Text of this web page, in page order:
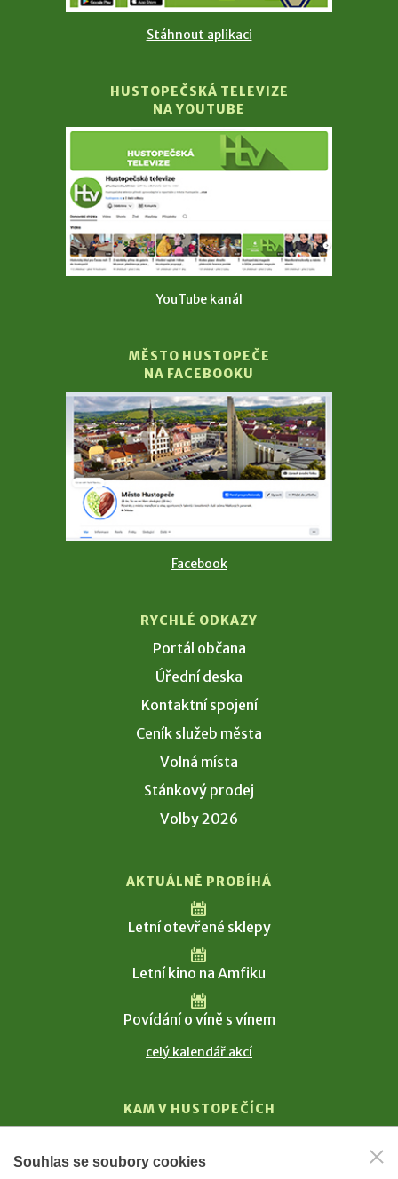
Stáhnout aplikaci
HUSTOPEČSKÁ TELEVIZE
NA YOUTUBE
YouTube kanál
MĚSTO HUSTOPEČE
NA FACEBOOKU
Facebook
RYCHLÉ ODKAZY
Portál občana
Úřední deska
Kontaktní spojení
Ceník služeb města
Volná místa
Stánkový prodej
Volby 2026
AKTUÁLNĚ PROBÍHÁ
Letní otevřené sklepy
Letní kino na Amfiku
Povídání o víně s vínem
celý kalendář akcí
KAM V HUSTOPEČÍCH
T. G. Masaryk
Souhlas se soubory cookies